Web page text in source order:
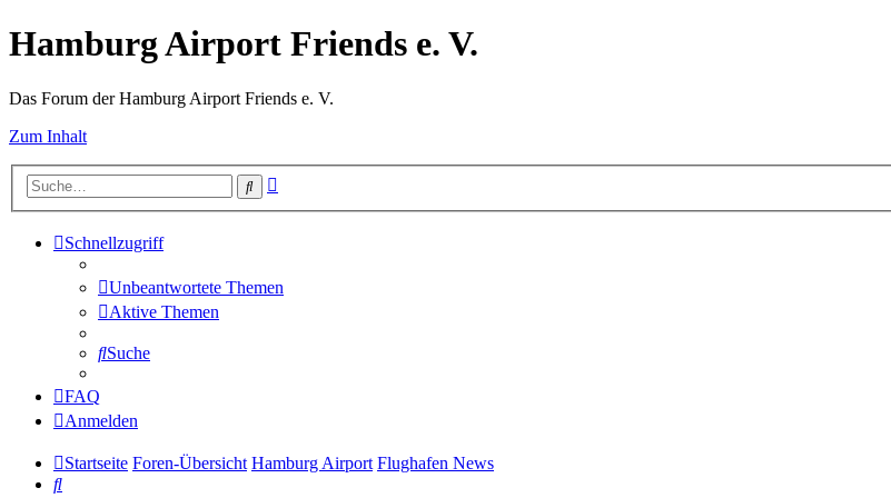
Hamburg Airport Friends e. V.
Das Forum der Hamburg Airport Friends e. V.
Zum Inhalt
Suche
Schnellzugriff
Unbeantwortete Themen
Aktive Themen
Suche
FAQ
Anmelden
Startseite Foren-Übersicht Hamburg Airport Flughafen News
Suche